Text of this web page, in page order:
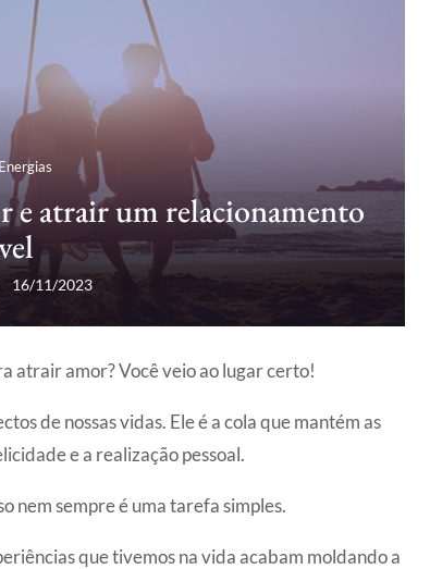
Energias
e atrair um relacionamento
16/11/2023
atrair amor? Você veio ao lugar certo!
de nossas vidas. Ele é a cola que mantém as
e a realização pessoal.
nem sempre é uma tarefa simples.
que tivemos na vida acabam moldando a